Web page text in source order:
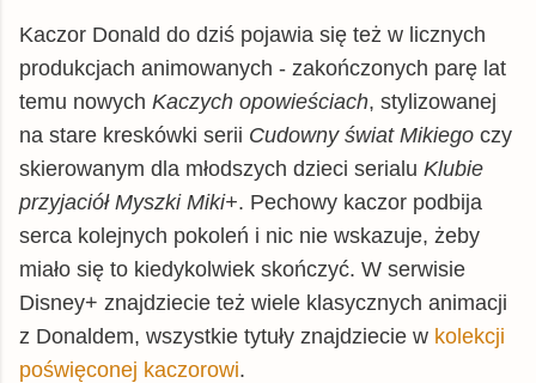
Kaczor Donald do dziś pojawia się też w licznych
produkcjach animowanych - zakończonych parę lat
temu nowych Kaczych opowieściach, stylizowanej
na stare kreskówki serii Cudowny świat Mikiego czy
skierowanym dla młodszych dzieci serialu Klubie
przyjaciół Myszki Miki+. Pechowy kaczor podbija
serca kolejnych pokoleń i nic nie wskazuje, żeby
miało się to kiedykolwiek skończyć. W serwisie
Disney+ znajdziecie też wiele klasycznych animacji
z Donaldem, wszystkie tytuły znajdziecie w kolekcji
poświęconej kaczorowi.